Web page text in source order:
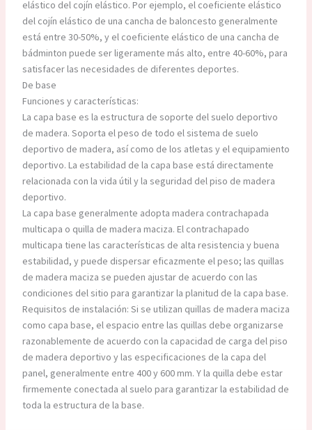
elástico del cojín elástico. Por ejemplo, el coeficiente elástico
del cojín elástico de una cancha de baloncesto generalmente
está entre 30-50%, y el coeficiente elástico de una cancha de
bádminton puede ser ligeramente más alto, entre 40-60%, para
satisfacer las necesidades de diferentes deportes.
De base
Funciones y características:
La capa base es la estructura de soporte del suelo deportivo
de madera. Soporta el peso de todo el sistema de suelo
deportivo de madera, así como de los atletas y el equipamiento
deportivo. La estabilidad de la capa base está directamente
relacionada con la vida útil y la seguridad del piso de madera
deportivo.
La capa base generalmente adopta madera contrachapada
multicapa o quilla de madera maciza. El contrachapado
multicapa tiene las características de alta resistencia y buena
estabilidad, y puede dispersar eficazmente el peso; las quillas
de madera maciza se pueden ajustar de acuerdo con las
condiciones del sitio para garantizar la planitud de la capa base.
Requisitos de instalación: Si se utilizan quillas de madera maciza
como capa base, el espacio entre las quillas debe organizarse
razonablemente de acuerdo con la capacidad de carga del piso
de madera deportivo y las especificaciones de la capa del
panel, generalmente entre 400 y 600 mm. Y la quilla debe estar
firmemente conectada al suelo para garantizar la estabilidad de
toda la estructura de la base.